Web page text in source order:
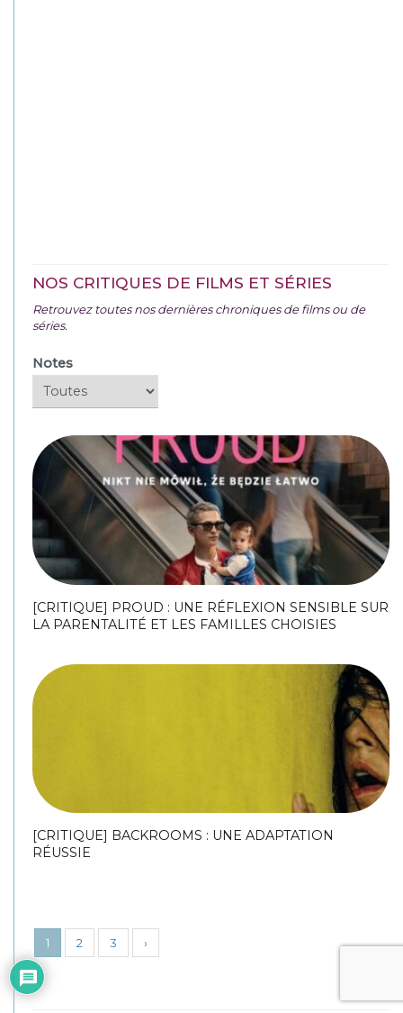
NOS CRITIQUES DE FILMS ET SÉRIES
Retrouvez toutes nos dernières chroniques de films ou de
séries.
Notes
[CRITIQUE] PROUD : UNE RÉFLEXION SENSIBLE SUR
LA PARENTALITÉ ET LES FAMILLES CHOISIES
[CRITIQUE] BACKROOMS : UNE ADAPTATION
RÉUSSIE
1 2 3 ›